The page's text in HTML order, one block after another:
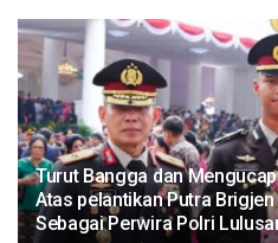
Turut Bangga dan
Atas pelantikan Putra
Sebagai Perwira Polri